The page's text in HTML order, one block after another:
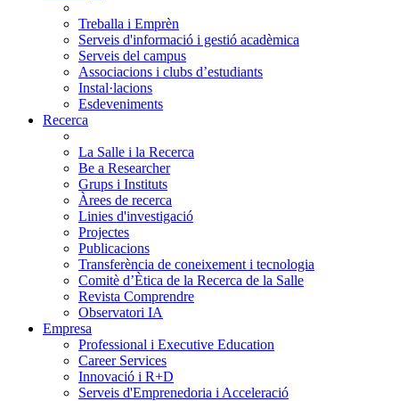
Treballa i Emprèn
Serveis d'informació i gestió acadèmica
Serveis del campus
Associacions i clubs d’estudiants
Instal·lacions
Esdeveniments
Recerca
La Salle i la Recerca
Be a Researcher
Grups i Instituts
Àrees de recerca
Linies d'investigació
Projectes
Publicacions
Transferència de coneixement i tecnologia
Comitè d’Ètica de la Recerca de la Salle
Revista Comprendre
Observatori IA
Empresa
Professional i Executive Education
Career Services
Innovació i R+D
Serveis d'Emprenedoria i Acceleració